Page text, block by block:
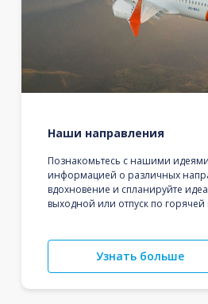
Наши направления
Познакомьтесь с нашими
информацией о различных
вдохновение и спланируйте
выходной или отпуск по горячей
Узнать больше